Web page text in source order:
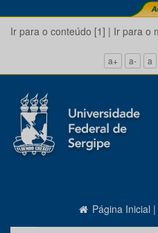
Ir para o conteúdo [1] | Ir para o
a+ a- a
Página Inicial |